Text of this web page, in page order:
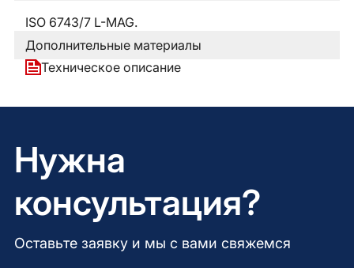
ISO 6743/7 L-MAG.
Дополнительные материалы
Техническое описание
Нужна
консультация?
Оставьте заявку и мы с вами свяжемся